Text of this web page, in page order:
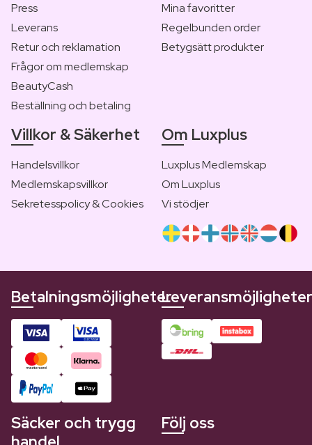
Press
Leverans
Retur och reklamation
Frågor om medlemskap
BeautyCash
Beställning och betaling
Mina favoritter
Regelbunden order
Betygsätt produkter
Villkor & Säkerhet
Handelsvillkor
Medlemskapsvillkor
Sekretesspolicy & Cookies
Om Luxplus
Luxplus Medlemskap
Om Luxplus
Vi stödjer
BetalningsmöjligheterLeveransmöjligheter
Säcker och trygg
Följ oss